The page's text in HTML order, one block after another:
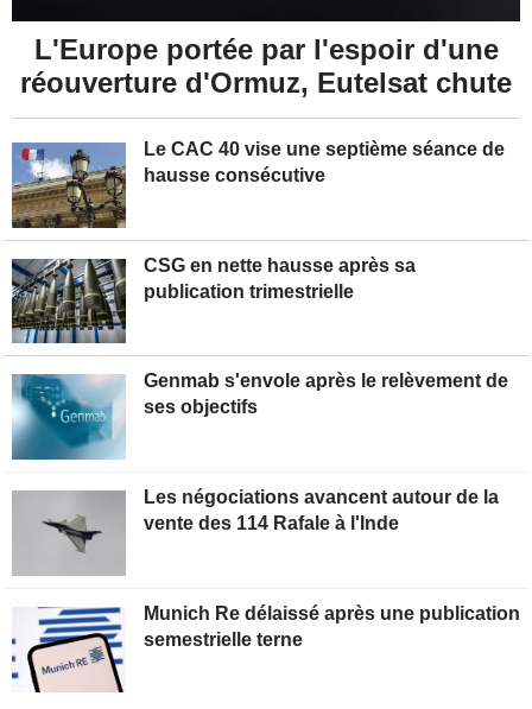
Le CAC 40 vise une septième séance de
hausse consécutive
CSG en nette hausse après sa
publication trimestrielle
L'Europe portée par l'espoir d'une
réouverture d'Ormuz, Eutelsat chute
Genmab s'envole après le relèvement de
ses objectifs
Les négociations avancent autour de la
vente des 114 Rafale à l'Inde
Munich Re délaissé après une publication
semestrielle terne